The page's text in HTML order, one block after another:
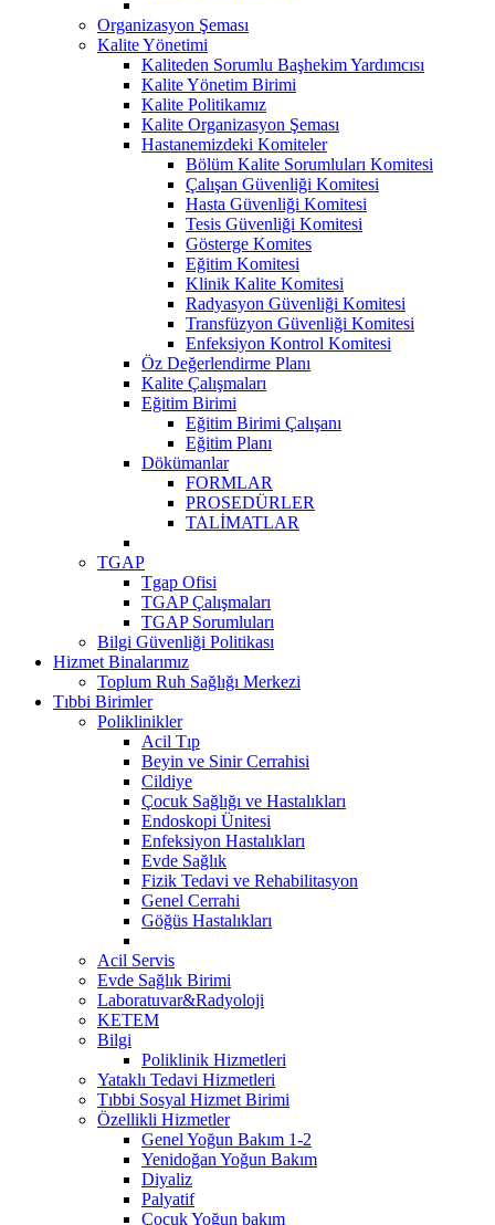
Organizasyon Şeması
Kalite Yönetimi
Kaliteden Sorumlu Başhekim Yardımcısı
Kalite Yönetim Birimi
Kalite Politikamız
Kalite Organizasyon Şeması
Hastanemizdeki Komiteler
Bölüm Kalite Sorumluları Komitesi
Çalışan Güvenliği Komitesi
Hasta Güvenliği Komitesi
Tesis Güvenliği Komitesi
Gösterge Komites
Eğitim Komitesi
Klinik Kalite Komitesi
Radyasyon Güvenliği Komitesi
Transfüzyon Güvenliği Komitesi
Enfeksiyon Kontrol Komitesi
Öz Değerlendirme Planı
Kalite Çalışmaları
Eğitim Birimi
Eğitim Birimi Çalışanı
Eğitim Planı
Dökümanlar
FORMLAR
PROSEDÜRLER
TALİMATLAR
TGAP
Tgap Ofisi
TGAP Çalışmaları
TGAP Sorumluları
Bilgi Güvenliği Politikası
Hizmet Binalarımız
Toplum Ruh Sağlığı Merkezi
Tıbbi Birimler
Poliklinikler
Acil Tıp
Beyin ve Sinir Cerrahisi
Cildiye
Çocuk Sağlığı ve Hastalıkları
Endoskopi Ünitesi
Enfeksiyon Hastalıkları
Evde Sağlık
Fizik Tedavi ve Rehabilitasyon
Genel Cerrahi
Göğüs Hastalıkları
Acil Servis
Evde Sağlık Birimi
Laboratuvar&Radyoloji
KETEM
Bilgi
Poliklinik Hizmetleri
Yataklı Tedavi Hizmetleri
Tıbbi Sosyal Hizmet Birimi
Özellikli Hizmetler
Genel Yoğun Bakım 1-2
Yenidoğan Yoğun Bakım
Diyaliz
Palyatif
Çocuk Yoğun bakım